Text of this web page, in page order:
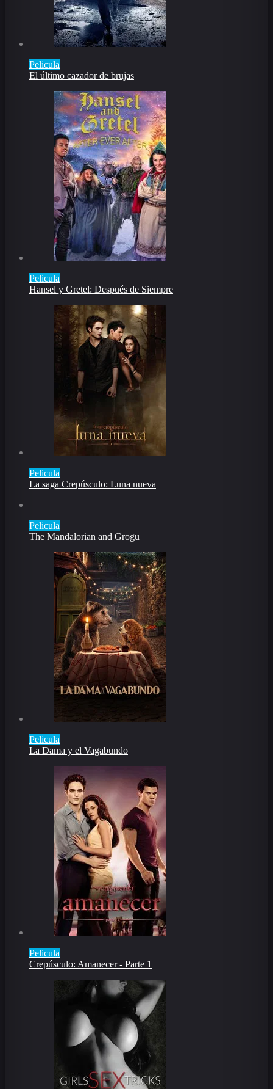
Pelicula
El último cazador de brujas
Pelicula
Hansel y Gretel: Después de Siempre
Pelicula
La saga Crepúsculo: Luna nueva
Pelicula
The Mandalorian and Grogu
Pelicula
La Dama y el Vagabundo
Pelicula
Crepúsculo: Amanecer - Parte 1